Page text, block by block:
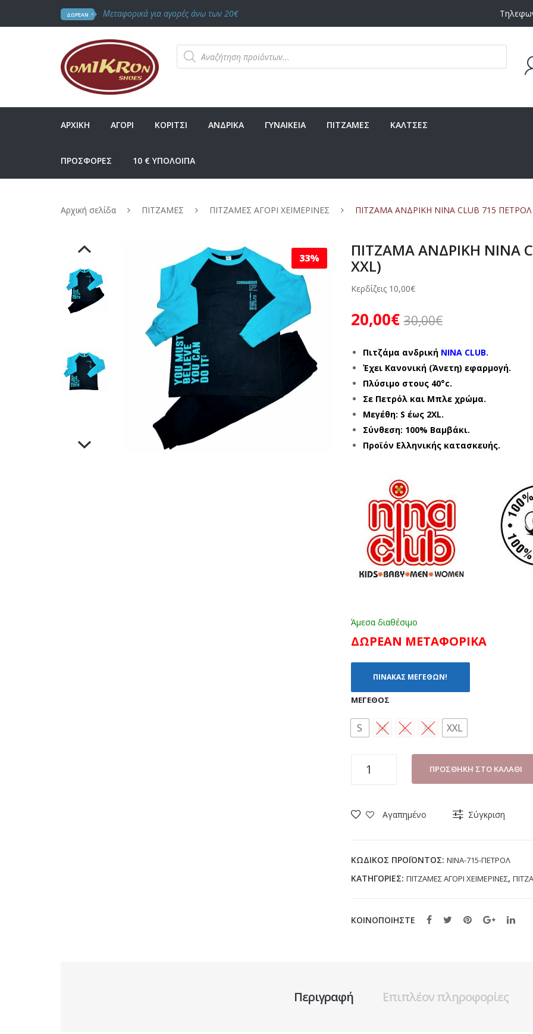
ΔΩΡΕΑΝ Μεταφορικά για αγορές άνω των 20€
Products
search
ΑΡΧΙΚΗ ΑΓΟΡΙ ΚΟΡΙΤΣΙ ΑΝΔΡΙΚΑ ΓΥΝΑΙΚΕΙΑ ΠΙΤΖΑΜΕΣ ΚΑΛΤΣΕΣ
ΠΡΟΣΦΟΡΕΣ 10 € ΥΠΟΛΟΙΠΑ
Αρχική σελίδα ΠΙΤΖΑΜΕΣ ΠΙΤΖΑΜΕΣ ΑΓΟΡΙ ΧΕΙΜΕΡΙΝΕΣ ΠΙΤΖΑΜΑ ΑΝΔΡΙΚΗ NINA CLUB 715 ΠΕΤΡΟΛ
33%
ΠΙΤΖΑΜΑ ΑΝΔΡΙΚΗ NINA
XXL)
Κερδίζεις 10,00€
30,00€
20,00€
Πιτζάμα ανδρική NINA CLUB.
Έχει Κανονική (Άνετη) εφαρμογή.
Πλύσιμο στους 40°c.
Σε Πετρόλ και Μπλε χρώμα.
Μεγέθη: S έως 2XL.
Σύνθεση: 100% Βαμβάκι.
Προϊόν Ελληνικής κατασκευής.
Άμεσα διαθέσιμο
ΔΩΡΕΑΝ ΜΕΤΑΦΟΡΙΚΑ
ΠΙΝΑΚΑΣ ΜΕΓΕΘΩΝ!
ΜΈΓΕΘΟΣ
S M L XL XXL
CLUB
(S
ΠΡΟΣΘΉΚΗ ΣΤΟ ΚΑΛΆΘΙ
Αγαπημένο Σύγκριση
ΚΩΔΙΚΌΣ ΠΡΟΪΌΝΤΟΣ: NINA-715-ΠΕΤΡΟΛ
ΚΑΤΗΓΟΡΊΕΣ: ΠΙΤΖΑΜΕΣ ΑΓΟΡΙ ΧΕΙΜΕΡΙΝΕΣ,
ΚΟΙΝΟΠΟΙΗΣΤΕ
Περιγραφή Επιπλέον πληροφορίες